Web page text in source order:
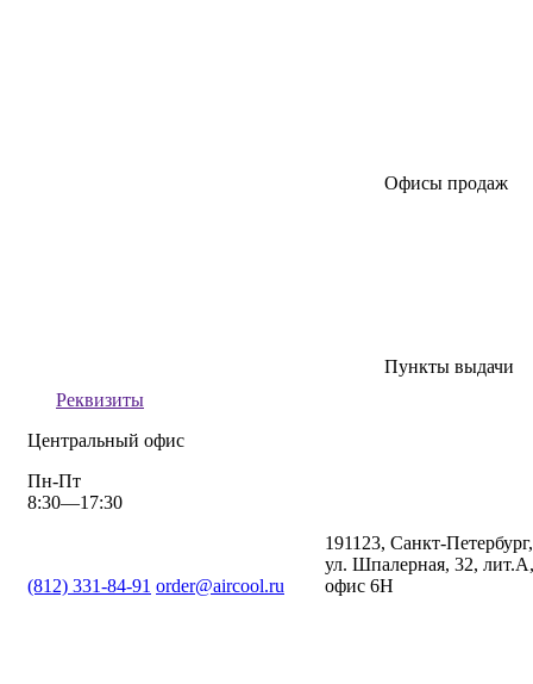
Офисы продаж
Пункты выдачи
Реквизиты
Центральный офис
Пн-Пт
8:30—17:30
(812) 331-84-91 order@aircool.ru
191123, Санкт-Петербург,
ул. Шпалерная, 32, лит.А,
офис 6Н